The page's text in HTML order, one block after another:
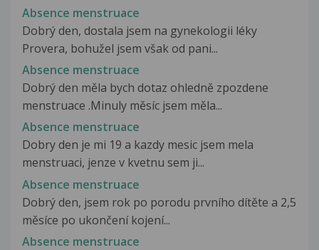
Absence menstruace
Dobrý den, dostala jsem na gynekologii léky
Provera, bohužel jsem však od pani...
Absence menstruace
Dobrý den měla bych dotaz ohledně zpozdene
menstruace .Minuly měsíc jsem měla...
Absence menstruace
Dobry den je mi 19 a kazdy mesic jsem mela
menstruaci, jenze v kvetnu sem ji...
Absence menstruace
Dobrý den, jsem rok po porodu prvního dítěte a 2,5
měsíce po ukončení kojení...
Absence menstruace